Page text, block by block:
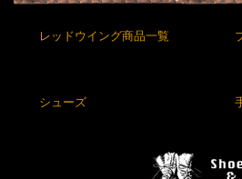
レッドウイング商品一覧
シューズ